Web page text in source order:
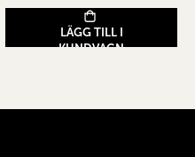
LÄGG TILL I
KUNDVAGN